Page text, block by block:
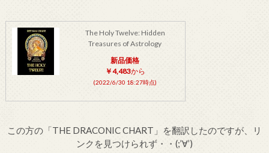
The Holy Twelve: Hidden
Treasures of Astrology
新品価格
￥4,483から
(2022/6/30 18:27時点)
この方の「THE DRACONIC CHART」を翻訳したのですが、リ
ンクを見つけられず・・(;’∀’)